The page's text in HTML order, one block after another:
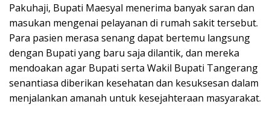
Pakuhaji, Bupati Maesyal menerima banyak saran dan
masukan mengenai pelayanan di rumah sakit tersebut.
Para pasien merasa senang dapat bertemu langsung
dengan Bupati yang baru saja dilantik, dan mereka
mendoakan agar Bupati serta Wakil Bupati Tangerang
senantiasa diberikan kesehatan dan kesuksesan dalam
menjalankan amanah untuk kesejahteraan masyarakat.